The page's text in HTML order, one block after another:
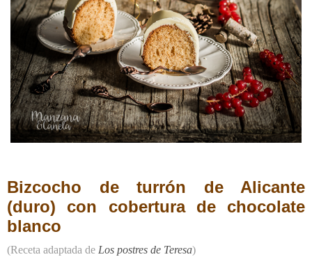
Bizcocho de turrón de Alicante
(duro) con cobertura de chocolate
blanco
(Receta adaptada de Los postres de Teresa)